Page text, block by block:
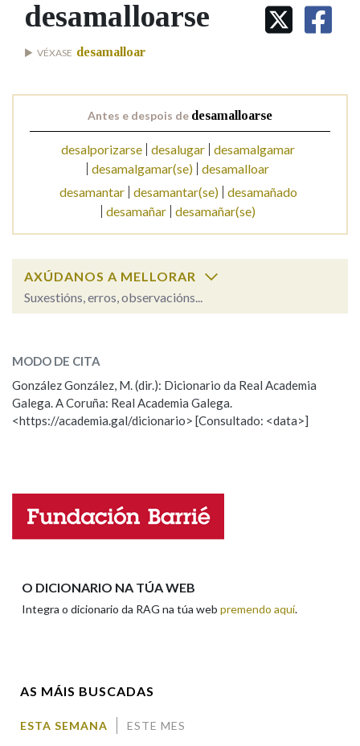
IDENTIDADE CORPORATIVA
MARCIAL DEL ADALID
FIGURAS HOMENAXEADAS
PRIMAVERA DAS LETRAS
PORTAL DAS PALABRAS
Facebook
TwitterYoutubeInstagramBluesky
BUSCAR NOS LEMAS
Comeza por
Nas definicións
Na fraseoloxía
Marcas gramaticais
desamalloarse
VÉXASE desamalloar
Antes e despois de desamalloarse
desalporizarse desalugar desamalgamar
desamalgamar(se) desamalloar
desamantar
desamantar(se)
desamañado
desamañar
desamañar(se)
AXÚDANOS A MELLORAR
Suxestións, erros, observacións...
ESCOLLE UNHA OPCIÓN:
Observación Hai un erro na palabra
Propoño mellorar a definición
Nome
MODO DE CITA
González González, M. (dir.): Dicionario da Real Academia
Galega. A Coruña: Real Academia Galega.
<https://academia.gal/dicionario> [Consultado: <data>]
O DICIONARIO NA TÚA WEB
Integra o dicionario da RAG na túa web premendo aquí.
AS MÁIS BUSCADAS
ESTA SEMANA ESTE MES